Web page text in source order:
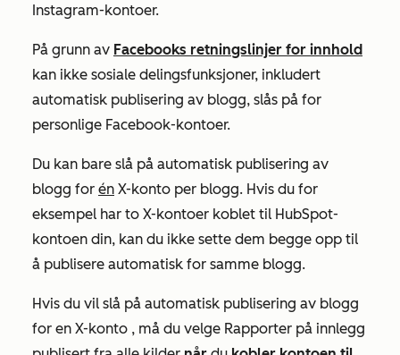
Instagram-kontoer.
På grunn av Facebooks retningslinjer for innhold
kan ikke sosiale delingsfunksjoner, inkludert
automatisk publisering av blogg, slås på for
personlige Facebook-kontoer.
Du kan bare slå på automatisk publisering av
blogg for én X-konto per blogg. Hvis du for
eksempel har to X-kontoer koblet til HubSpot-
kontoen din, kan du ikke sette dem begge opp til
å publisere automatisk for samme blogg.
Hvis du vil slå på automatisk publisering av blogg
for en X-konto , må du velge Rapporter på innlegg